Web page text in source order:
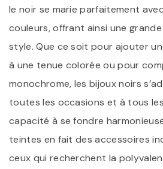
le noir se marie parfaitement
couleurs, offrant ainsi une
style. Que ce soit pour ajouter
à une tenue colorée ou pour
monochrome, les bijoux noirs
toutes les occasions et à tous
capacité à se fondre
teintes en fait des accessoires
ceux qui recherchent la